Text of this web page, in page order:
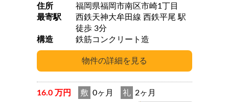
住所
福岡県福岡市南区市崎1丁目
最寄駅
西鉄天神大牟田線 西鉄平尾 駅
徒歩 3分
構造
鉄筋コンクリート造
16.0 万円 敷 0ヶ月 礼 2ヶ月